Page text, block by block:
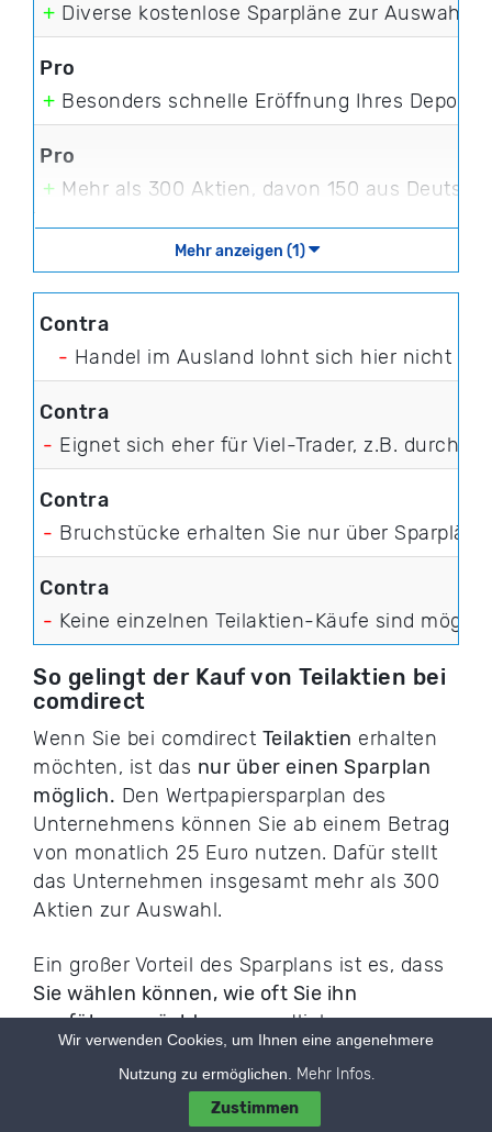
+ Diverse kostenlose Sparpläne zur Auswahl
+ Besonders schnelle Eröffnung Ihres Depots
+ Mehr als 300 Aktien, davon 150 aus
Mehr anzeigen (1)
- Handel im Ausland lohnt sich hier nicht
- Eignet sich eher für Viel-Trader, z.B. durch
- Bruchstücke erhalten Sie nur über Sparpläne
- Keine einzelnen Teilaktien-Käufe sind
So gelingt der Kauf von Teilaktien bei
comdirect
Wenn Sie bei comdirect Teilaktien erhalten
möchten, ist das nur über einen Sparplan
möglich. Den Wertpapiersparplan des
Unternehmens können Sie ab einem Betrag
von monatlich 25 Euro nutzen. Dafür stellt
das Unternehmen insgesamt mehr als 300
Aktien zur Auswahl.
Ein großer Vorteil des Sparplans ist es, dass
Sie wählen können, wie oft Sie ihn
ausführen möchten:monatlich,
zweimonatlich oder vierteljährlich.
Wir verwenden Cookies, um Ihnen eine angenehmere
Nutzung zu ermöglichen.
Mehr Infos.
Zustimmen